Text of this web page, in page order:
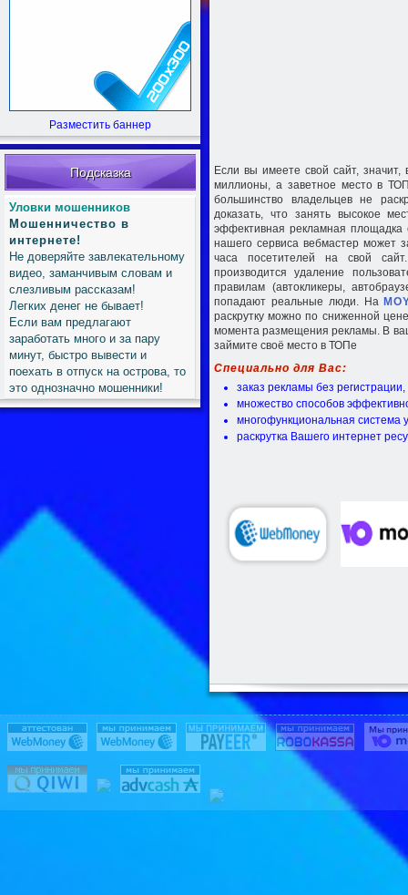
Разместить баннер
Подсказка
Уловки мошенников
Мошенничество в
интернете!
Не доверяйте завлекательному
видео, заманчивым словам и
слезливым рассказам!
Легких денег не бывает!
Если вам предлагают
заработать много и за пару
минут, быстро вывести и
поехать в отпуск на острова, то
это однозначно мошенники!
Если вы имеете свой сайт, значит,
миллионы, а заветное место в
большинство владельцев не
доказать, что занять высокое
эффективная рекламная
нашего сервиса вебмастер может
часа посетителей на свой
производится удаление
правилам (автокликеры,
попадают реальные люди. На
раскрутку можно по сниженной
момента размещения рекламы. В
займите своё место в ТОПе
Специально для Вас:
заказ рекламы без
множество способов
многофункциональная
раскрутка Вашего интернет